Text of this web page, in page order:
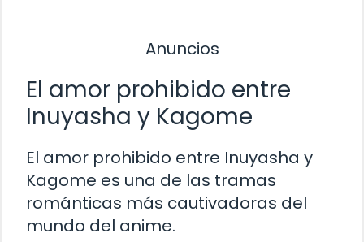
Anuncios
El amor prohibido entre
Inuyasha y Kagome
El amor prohibido entre Inuyasha y
Kagome es una de las tramas
románticas más cautivadoras del
mundo del anime.